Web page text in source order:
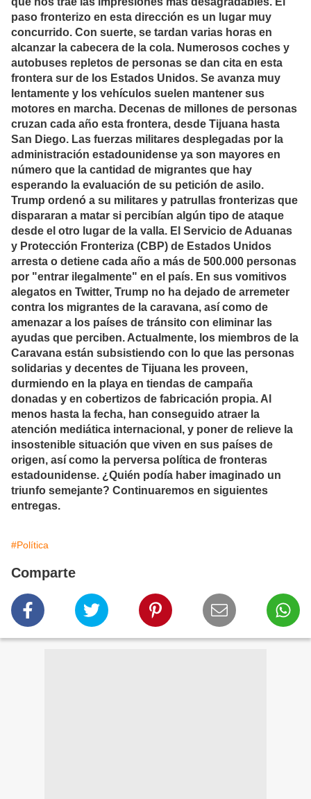
paso fronterizo en esta dirección es un lugar muy
concurrido. Con suerte, se tardan varias horas en
alcanzar la cabecera de la cola. Numerosos coches y
autobuses repletos de personas se dan cita en esta
frontera sur de los Estados Unidos. Se avanza muy
lentamente y los vehículos suelen mantener sus
motores en marcha. Decenas de millones de personas
cruzan cada año esta frontera, desde Tijuana hasta
San Diego. Las fuerzas militares desplegadas por la
administración estadounidense ya son mayores en
número que la cantidad de migrantes que hay
esperando la evaluación de su petición de asilo.
Trump ordenó a su militares y patrullas fronterizas que
dispararan a matar si percibían algún tipo de ataque
desde el otro lugar de la valla. El Servicio de Aduanas
y Protección Fronteriza (CBP) de Estados Unidos
arresta o detiene cada año a más de 500.000 personas
por "entrar ilegalmente" en el país. En sus vomitivos
alegatos en Twitter, Trump no ha dejado de arremeter
contra los migrantes de la caravana, así como de
amenazar a los países de tránsito con eliminar las
ayudas que perciben. Actualmente, los miembros de la
Caravana están subsistiendo con lo que las personas
solidarias y decentes de Tijuana les proveen,
durmiendo en la playa en tiendas de campaña
donadas y en cobertizos de fabricación propia. Al
menos hasta la fecha, han conseguido atraer la
atención mediática internacional, y poner de relieve la
insostenible situación que viven en sus países de
origen, así como la perversa política de fronteras
estadounidense. ¿Quién podía haber imaginado un
triunfo semejante? Continuaremos en siguientes
entregas.
#Política
Comparte